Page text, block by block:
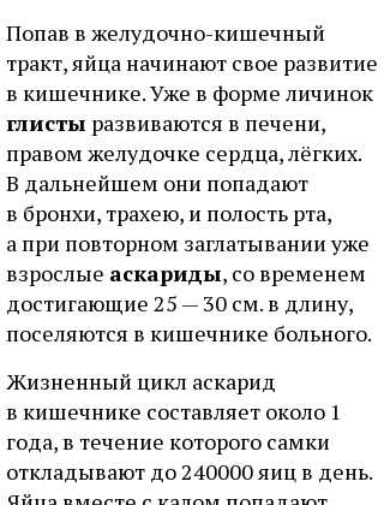
Попав в желудочно-кишечный
тракт, яйца начинают свое развитие
в кишечнике. Уже в форме личинок
глисты развиваются в печени,
правом желудочке сердца, лёгких.
В дальнейшем они попадают
в бронхи, трахею, и полость рта,
а при повторном заглатывании уже
взрослые аскариды, со временем
достигающие 25 — 30 см. в длину,
поселяются в кишечнике больного.
Жизненный цикл аскарид
в кишечнике составляет около 1
года, в течение которого самки
откладывают до 240000 яиц в день.